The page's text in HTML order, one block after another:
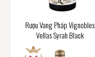
Rượu Vang Pháp Vignobles
Vellas Syrah Black